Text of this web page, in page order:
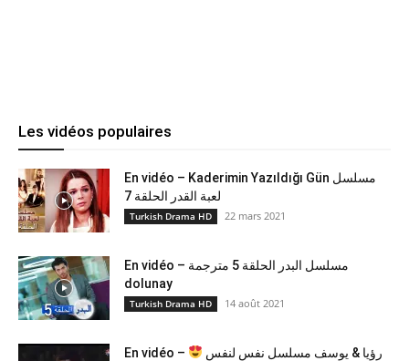
Les vidéos populaires
En vidéo – Kaderimin Yazıldığı Gün مسلسل
لعبة القدر الحلقة 7
Turkish Drama HD 22 mars 2021
En vidéo – مسلسل البدر الحلقة 5 مترجمة
dolunay
Turkish Drama HD 14 août 2021
En vidéo – رؤيا & يوسف مسلسل نفس لنفس